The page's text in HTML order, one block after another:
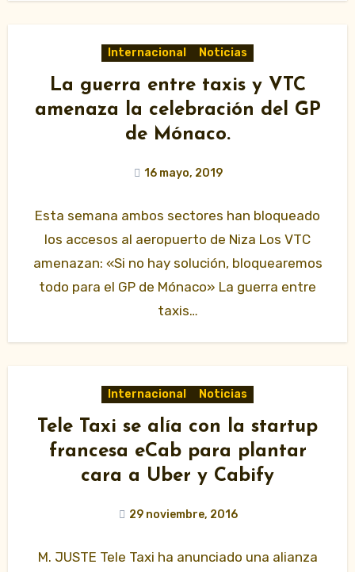
Internacional Noticias
La guerra entre taxis y VTC
amenaza la celebración del GP
de Mónaco.
16 mayo, 2019
Esta semana ambos sectores han bloqueado
los accesos al aeropuerto de Niza Los VTC
amenazan: «Si no hay solución, bloquearemos
todo para el GP de Mónaco» La guerra entre
taxis…
Internacional Noticias
Tele Taxi se alía con la startup
francesa eCab para plantar
cara a Uber y Cabify
29 noviembre, 2016
M. JUSTE Tele Taxi ha anunciado una alianza